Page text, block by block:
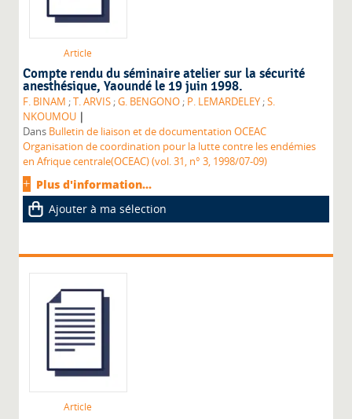
Article
Compte rendu du séminaire atelier sur la sécurité
anesthésique, Yaoundé le 19 juin 1998.
F. BINAM ;T. ARVIS ;G. BENGONO ; P. LEMARDELEY ;S.
NKOUMOU |
Dans Bulletin de liaison et de documentation OCEAC
Organisation de coordination pour la lutte contre les endémies
en Afrique centrale(OCEAC) (vol. 31, n° 3, 1998/07-09)
Plus d'information...
Ajouter à ma sélection
Article